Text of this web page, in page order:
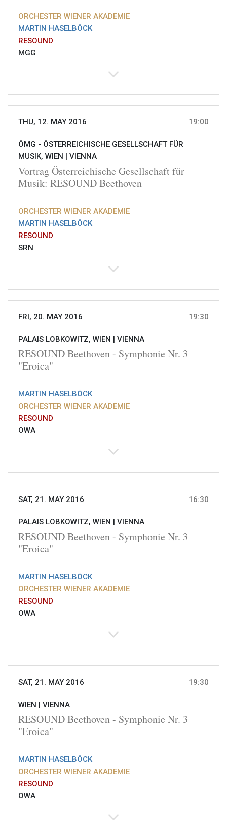
ORCHESTER WIENER AKADEMIE
MARTIN HASELBÖCK
RESOUND
MGG
THU, 12. MAY 2016 19:00
ÖMG - ÖSTERREICHISCHE GESELLSCHAFT FÜR
MUSIK, WIEN | VIENNA
Vortrag Österreichische Gesellschaft für
Musik: RESOUND Beethoven
ORCHESTER WIENER AKADEMIE
MARTIN HASELBÖCK
RESOUND
SRN
FRI, 20. MAY 2016 19:30
PALAIS LOBKOWITZ, WIEN | VIENNA
RESOUND Beethoven - Symphonie Nr. 3
"Eroica"
MARTIN HASELBÖCK
ORCHESTER WIENER AKADEMIE
RESOUND
OWA
SAT, 21. MAY 2016 16:30
PALAIS LOBKOWITZ, WIEN | VIENNA
RESOUND Beethoven - Symphonie Nr. 3
"Eroica"
MARTIN HASELBÖCK
ORCHESTER WIENER AKADEMIE
RESOUND
OWA
SAT, 21. MAY 2016 19:30
WIEN | VIENNA
RESOUND Beethoven - Symphonie Nr. 3
"Eroica"
MARTIN HASELBÖCK
ORCHESTER WIENER AKADEMIE
RESOUND
OWA